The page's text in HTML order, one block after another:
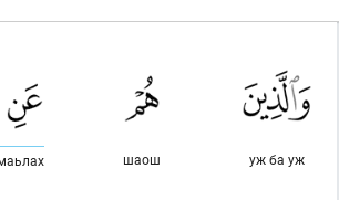
уж ба уж
шаош